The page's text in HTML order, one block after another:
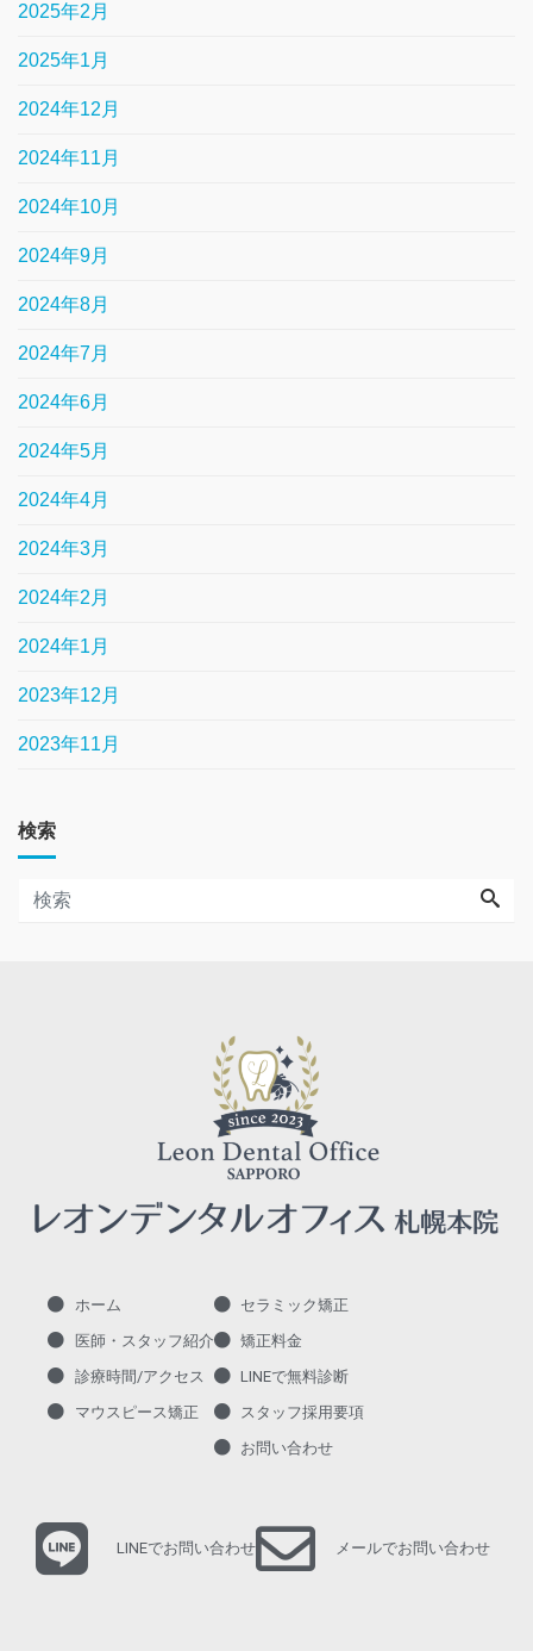
2025年2月
2025年1月
2024年12月
2024年11月
2024年10月
2024年9月
2024年8月
2024年7月
2024年6月
2024年5月
2024年4月
2024年3月
2024年2月
2024年1月
2023年12月
2023年11月
検索
ホーム
医師・スタッフ紹介
診療時間/アクセス
マウスピース矯正
セラミック矯正
矯正料金
LINEで無料診断
スタッフ採用要項
お問い合わせ
LINEでお問い合わせ メールでお問い合わせ